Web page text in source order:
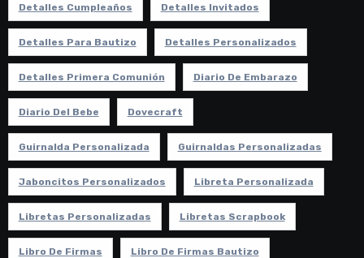
Detalles Cumpleaños Detalles Invitados
Detalles Para Bautizo Detalles Personalizados
Detalles Primera Comunión Diario De Embarazo
Diario Del Bebe Dovecraft
Guirnalda Personalizada Guirnaldas Personalizadas
Jaboncitos Personalizados Libreta Personalizada
Libretas Personalizadas Libretas Scrapbook
Libro De Firmas Libro De Firmas Bautizo